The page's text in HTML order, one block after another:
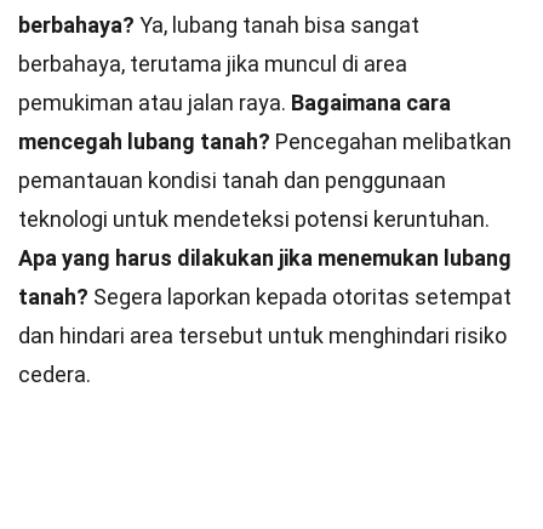
berbahaya? Ya, lubang tanah bisa sangat
berbahaya, terutama jika muncul di area
pemukiman atau jalan raya. Bagaimana cara
mencegah lubang tanah? Pencegahan melibatkan
pemantauan kondisi tanah dan penggunaan
teknologi untuk mendeteksi potensi keruntuhan.
Apa yang harus dilakukan jika menemukan lubang
tanah? Segera laporkan kepada otoritas setempat
dan hindari area tersebut untuk menghindari risiko
cedera.